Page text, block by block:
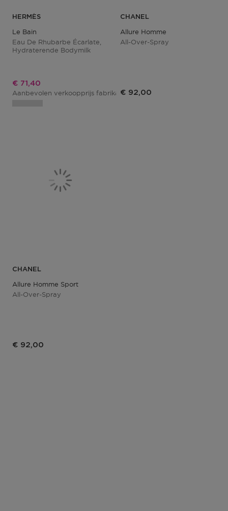
HERMÈS
Le Bain
Eau De Rhubarbe Écarlate,
Hydraterende Bodymilk
Kortingsprijs
€ 71,40
Aanbevolen verkoopprijs fabrikant € 84,00
CHANEL
Allure Homme
All-Over-Spray
€ 92,00
CHANEL
Allure Homme Sport
All-Over-Spray
€ 92,00